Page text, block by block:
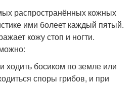
распространённых кожных
ими болеет каждый пятый.
кожу стоп и ногти.
босиком по земле или
споры грибов, и при